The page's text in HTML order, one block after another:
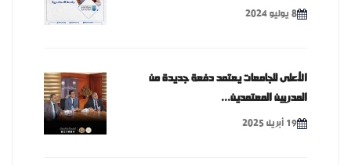
8 يوليو 2024
الأعلى للجامعات يعتمد دفعة جديدة من
المدربين المعتمدين...
19 أبريل 2025